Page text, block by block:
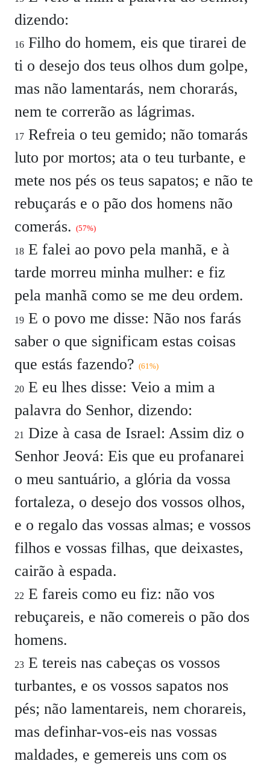
dizendo:
16 Filho do homem, eis que tirarei de
ti o desejo dos teus olhos dum golpe,
mas não lamentarás, nem chorarás,
nem te correrão as lágrimas.
17 Refreia o teu gemido; não tomarás
luto por mortos; ata o teu turbante, e
mete nos pés os teus sapatos; e não te
rebuçarás e o pão dos homens não
comerás. (57%)
18 E falei ao povo pela manhã, e à
tarde morreu minha mulher: e fiz
pela manhã como se me deu ordem.
19 E o povo me disse: Não nos farás
saber o que significam estas coisas
que estás fazendo? (61%)
20 E eu lhes disse: Veio a mim a
palavra do Senhor, dizendo:
21 Dize à casa de Israel: Assim diz o
Senhor Jeová: Eis que eu profanarei
o meu santuário, a glória da vossa
fortaleza, o desejo dos vossos olhos,
e o regalo das vossas almas; e vossos
filhos e vossas filhas, que deixastes,
cairão à espada.
22 E fareis como eu fiz: não vos
rebuçareis, e não comereis o pão dos
homens.
23 E tereis nas cabeças os vossos
turbantes, e os vossos sapatos nos
pés; não lamentareis, nem chorareis,
mas definhar-vos-eis nas vossas
maldades, e gemereis uns com os